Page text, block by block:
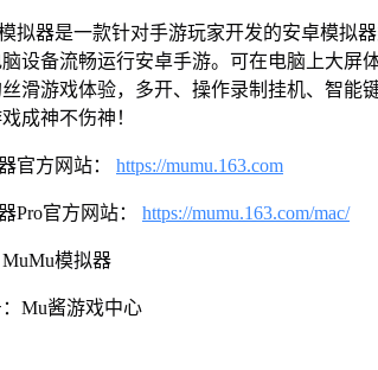
拟器是一款针对手游玩家开发的安卓模拟
设备流畅运行安卓手游。可在电脑上大屏
滑游戏体验，多开、操作录制挂机、智能
成神不伤神！
官方网站： https://mumu.163.com
Pro官方网站： https://mumu.163.com/mac/
模拟器
Mu酱游戏中心